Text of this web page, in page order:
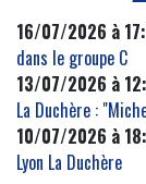
16/07/2026 à
dans le groupe C
13/07/2026 à
La Duchère :
10/07/2026 à
Lyon La Duchère